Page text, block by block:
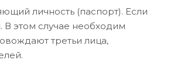
личность (паспорт). Если
этом случае необходим
третьи лица,